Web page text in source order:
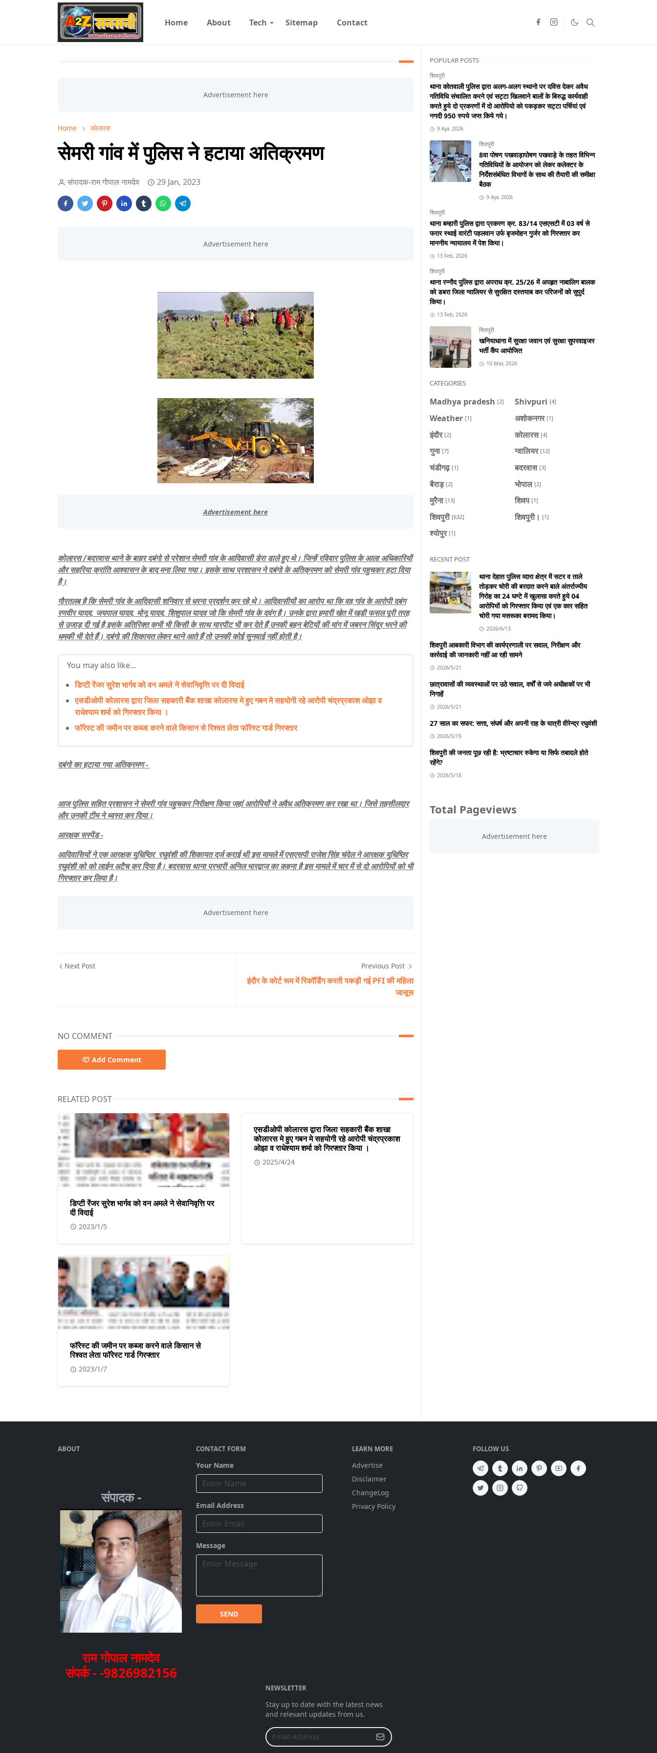
Home About Tech Sitemap Contact
Home कोलारस
सेमरी गांव में पुलिस ने हटाया अतिक्रमण
संपादक-राम गोपाल नामदेव 29 Jan, 2023
कोलारस /बदरवास थाने के बाहर दबंगो से परेशान सेमरी गांव के आदिवासी डेरा डाले हुए थे। जिन्हें रविवार पुलिस के आला अधिकारियों
और सहरिया क्रांति आश्वासन के बाद मना लिया गया। इसके साथ प्रशासन ने दबंगो के अतिक्रमण को सेमरी गांव पहुचकर हटा दिया
है।
गौरतलब है कि सेमरी गांव के आदिवासी शनिवार से धरना प्रदर्शन कर रहे थे। आदिवासीयों का आरोप था कि वह गांव के आरोपी दबंग
रणवीर यादव, जयपाल यादव, मोनू यादव, शिशुपाल यादव जो कि सेमरी गांव के दवंग है। उनके द्वारा हमारी खेत में खड़ी फसल पूरी तरह
से उजाड़ दी गई है इसके अतिरिक्त कभी भी किसी के साथ मारपीट भी कर देते हैं उनकी बहन बेटियों की मांग में जबरन सिंदूर भरने की
धमकी भी देते हैं। दबंगो की शिकायत लेकर थाने आते हैं तो उनकी कोई सुनवाई नहीं होती है।
You may also like...
डिप्टी रेंजर सुरेश भार्गव को वन अमले ने सेवानिवृत्ति पर दी विदाई
एसडीओपी कोलारस द्वारा जिला सहकारी बैंक शाखा कोलारस मे हुए गबन मे सहयोगी रहे आरोपी चंद्रप्रकाश ओझा व
राधेश्याम शर्मा को गिरफ्तार किया ।
फॉरेस्ट की जमीन पर कब्जा करने वाले किसान से रिश्वत लेता फॉरेस्ट गार्ड गिरफ्तार
दबंगो का हटाया गया अतिक्रमण -
आज पुलिस सहित प्रशासन ने सेमरी गांव पहुचकर निरीक्षण किया जहां आरोपियों ने अवैध अतिक्रमण कर रखा था। जिसे तहसीलदार
और उनकी टीम ने ध्वस्त कर दिया।
आरक्षक सस्पेंड -
आदिवासियों ने एक आरक्षक युधिष्ठिर रघुवंशी की शिकायत दर्ज कराई थी इस मामले में एसएसपी राजेश सिंह चंदेल ने आरक्षक युधिष्ठिर
रघुवंशी को को लाईन अटैच कर दिया है। बदरवास थाना प्रभारी अनिल भारद्वाज का कहना है इस मामले में चार में से दो आरोपियों को भी
गिरफ्तार कर लिया है।
Next Post Previous Post
इंदौर के कोर्ट रूम में रिकॉर्डिंग करती पकड़ी गई PFI की महिला
जासूस
NO COMMENT
Add Comment
RELATED POST
डिप्टी रेंजर सुरेश भार्गव को वन अमले ने सेवानिवृत्ति पर
दी विदाई
2023/1/5
एसडीओपी कोलारस द्वारा जिला सहकारी बैंक शाखा
कोलारस मे हुए गबन मे सहयोगी रहे आरोपी चंद्रप्रकाश
ओझा व राधेश्याम शर्मा को गिरफ्तार किया ।
2025/4/24
फॉरेस्ट की जमीन पर कब्जा करने वाले किसान से
रिश्वत लेता फॉरेस्ट गार्ड गिरफ्तार
2023/1/7
POPULAR POSTS
शिवपुरी
थाना कोतवाली पुलिस द्वारा अलग-अलग स्थानो पर दविस देकर अवैध
गतिविधि संचालित करने एवं सट्टा खिलवाने बालों के बिरुद्ध कार्यवाही
करते हुये दो प्रकरणों में दो आरोपियो को पकड़कर सट्टा पर्चियां एवं
नगदी 950 रुपये जप्त किये गये।
9 Apr, 2026
शिवपुरी
8वा पोषण पखवाड़ापोषण पखवाड़े के तहत विभिन्न
गतिविधियों के आयोजन को लेकर कलेक्टर के
निर्देशसंबंधित विभागों के साथ की तैयारी की समीक्षा
बैठक
9 Apr, 2026
शिवपुरी
थाना बम्हारी पुलिस द्वारा प्रकरण क्र. 83/14 एसएसटी में 03 वर्ष से
फरार स्थाई वारंटी पहलवान उर्फ बृजमोहन गुर्जर को गिरफ्तार कर
माननीय न्यायालय में पेश किया।
13 Feb, 2026
शिवपुरी
थाना रन्नौद पुलिस द्वारा अपराध क्र. 25/26 में अपहृत नाबालिग बालक
को डबरा जिला ग्वालियर से सुरक्षित दस्तयाब कर परिजनों को सुपुर्द
किया।
13 Feb, 2026
शिवपुरी
खनियाधाना में सुरक्षा जवान एवं सुरक्षा सुपरवाइजर
भर्ती कैंप आयोजित
10 Mar, 2026
CATEGORIES
Madhya pradesh [2] Shivpuri [4]
Weather [1] अशोकनगर [1]
इंदौर [2] कोलारस [4]
गुना [7] ग्वालियर [12]
चंडीगढ़ [1] बदरवास [3]
बैराड़ [2] भोपाल [2]
मुरैना [13] शिवप [1]
शिवपुरी [632] शिवपुरी। [1]
श्योपुर [1]
RECENT POST
थाना देहात पुलिस व्दारा क्षेत्र में सटर व ताले
तोड़कर चोरी की बरदात करने बाले अंतर्राज्यीय
गिरोह का 24 घण्टे में खुलासा करते हुये 04
आरोपियों को गिरफ्तार किया एवं एक कार सहित
चोरी गया मसरूका बरामद किया।
2026/6/13
शिवपुरी आबकारी विभाग की कार्यप्रणाली पर सवाल, निरीक्षण और
कार्रवाई की जानकारी नहीं आ रही सामने
2026/5/21
छात्रावासों की व्यवस्थाओं पर उठे सवाल, वर्षों से जमे अधीक्षकों पर भी
निगाहें
2026/5/21
27 साल का सफर: सत्ता, संघर्ष और अपनी राह के यात्री वीरेन्द्र रघुवंशी
2026/5/19
शिवपुरी की जनता पूछ रही है: भ्रष्टाचार रुकेगा या सिर्फ तबादले होते
रहेंगे?
2026/5/18
Total Pageviews
ABOUT
संपादक -
राम गोपाल नामदेव
संपर्क - -9826982156
CONTACT FORM
Your Name
Email Address
Message
SEND
LEARN MORE
Advertise
Disclaimer
ChangeLog
Privacy Policy
FOLLOW US
NEWSLETTER
Stay up to date with the latest news
and relevant updates from us.